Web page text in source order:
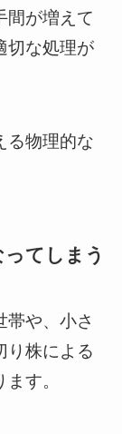
間が増えて
切な処理が
る物理的な
てしまう
帯や、小さ
り株による
す。